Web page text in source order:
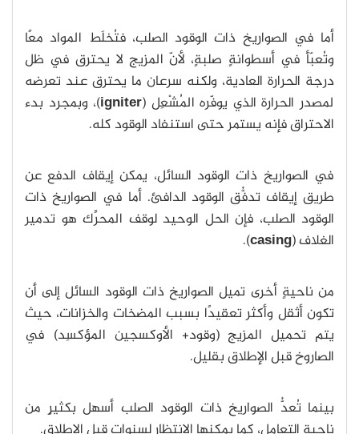
أما في الصواريخ ذات الوقود الصلب، فتُخلَط المواد معًا
وتُعبّأ في أسطوانةٍ صلبةٍ، لأنّ المزيج لا يحترق في ظل
درجة الحرارة العادية، ولكنه سرعان ما يحترق عند تعرضه
لمصدر الحرارة الذي يوفّره المُشْعِل (igniter)، وبمجرد بدء
الاحتراق فإنه يستمر حتى استنفاد الوقود كله.
في الصواريخ ذات الوقود السائل، يمكن إيقاف الدفع عن
طريق إيقاف تدفُّق الوقود الدافئ. أما في الصواريخ ذات
الوقود الصلب، فإن الحل الوحيد لوقف المحرِّك هو تدمير
الغلاف (casing
).
من ناحيةٍ أخرى تميل الصواريخ ذات الوقود السائل إلى أن
تكون أثقل وأكثر تعقيدًا بسبب المضخات والخزانات، حيث
يتم تحميل المزيج (وقود+ الأوكسجين المؤكسِد) في
الصاروخ قبل الإطلاق بقليل.
بينما تُعدُّ الصواريخ ذات الوقود الصلب أسهل بكثيرٍ من